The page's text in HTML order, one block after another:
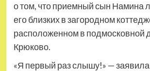
о том, что приемный сын Намина
его близких в загородном
расположенном в подмосковной
Крюково.
«Я первый раз слышу!» —